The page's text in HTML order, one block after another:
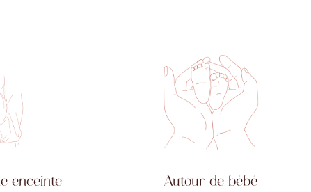
enceinte
Autour de bébé